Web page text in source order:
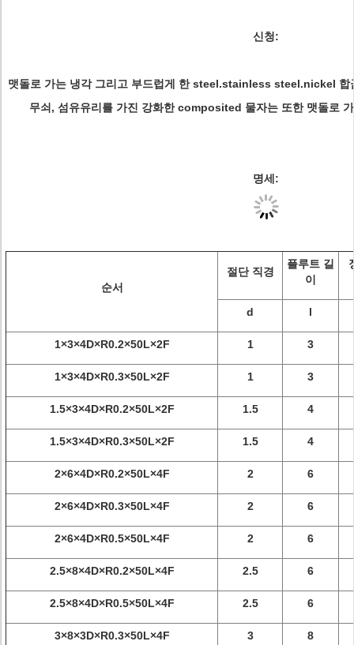
신청:
맷돌로 가는 냉각 그리고 부드럽게 한 steel.stainless steel.nickel 합
무쇠, 섬유유리를 가진 강화한 composited 물자는 또한 맷돌로
명세:
순서
절단 직경
플루트 길
이
d l
1×3×4D×R0.2×50L×2F 1 3
1×3×4D×R0.3×50L×2F 1 3
1.5×3×4D×R0.2×50L×2F 1.5 4
1.5×3×4D×R0.3×50L×2F 1.5 4
2×6×4D×R0.2×50L×4F 2 6
2×6×4D×R0.3×50L×4F 2 6
2×6×4D×R0.5×50L×4F 2 6
2.5×8×4D×R0.2×50L×4F 2.5 6
2.5×8×4D×R0.5×50L×4F 2.5 6
3×8×3D×R0.3×50L×4F 3 8